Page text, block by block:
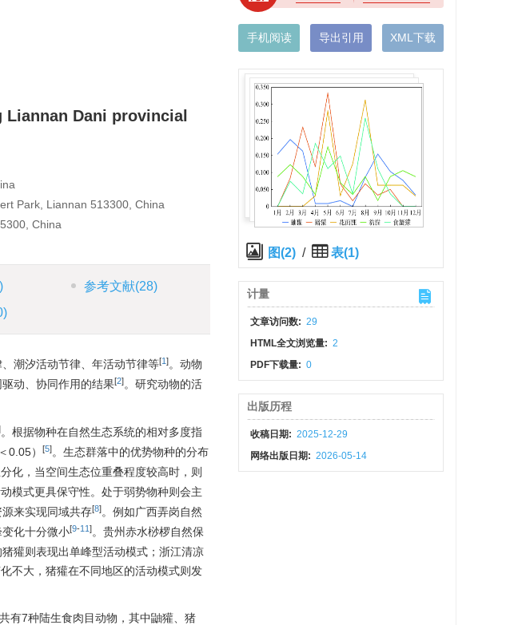
Dani provincial
Park, Liannan 513300, China
China
参考文献(28)
潮汐活动节律、年活动节律等[1]。动物
动、协同作用的结果[2]。研究动物的活
。根据物种在自然生态系统的相对多度指
0.05）
[5]。生态群落中的优势物种的分布
化，当空间生态位重叠程度较高时，则
模式更具保守性。处于弱势物种则会主
来实现同域共存[8]。例如广西弄岗自然
化十分微小[9-11]。贵州赤水桫椤自然保
獾则表现出单峰型活动模式；浙江清凉
不大，猪獾在不同地区的活动模式则发
有7种陆生食肉目动物，其中鼬獾、猪
手机阅读 导出引用 XML下载
图(2) / 表(1)
计量
文章访问数: 29
HTML全文浏览量: 2
PDF下载量: 0
出版历程
收稿日期: 2025-12-29
网络出版日期: 2026-05-14